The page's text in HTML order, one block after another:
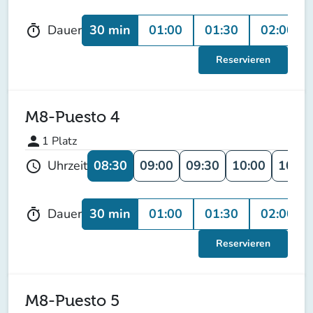
timer Dauer 30 min 01:00 01:30 02:00
Reservieren
M8-Puesto 4
person 1 Platz
schedule Uhrzeit 08:30 09:00 09:30 10:00 10:30
timer Dauer 30 min 01:00 01:30 02:00
Reservieren
M8-Puesto 5